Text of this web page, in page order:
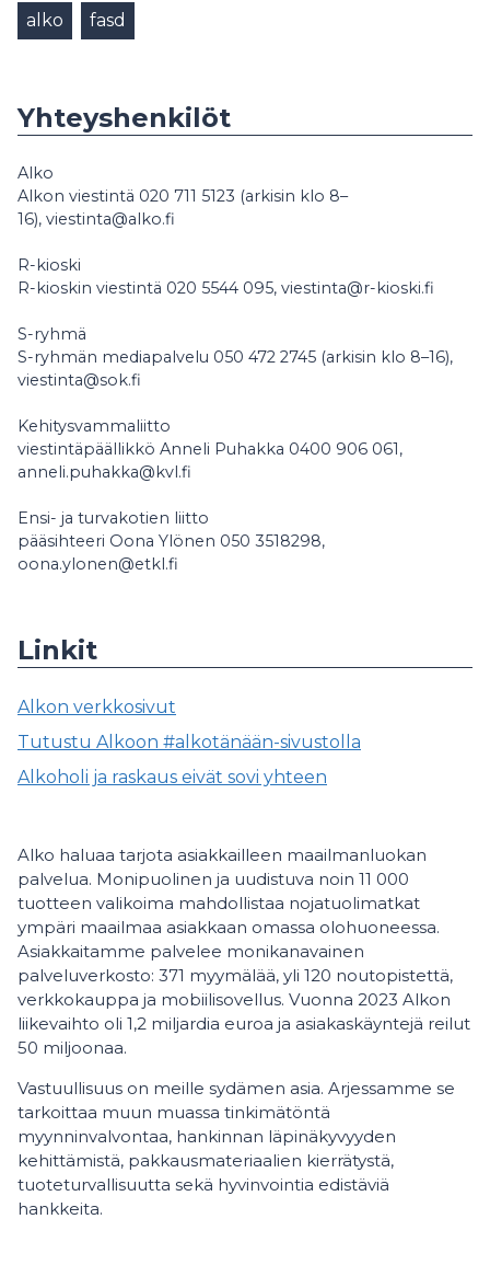
alko fasd
Yhteyshenkilöt
Alko
Alkon viestintä 020 711 5123 (arkisin klo 8–
16), viestinta@alko.fi
R-kioski
R-kioskin viestintä 020 5544 095, viestinta@r-kioski.fi
S-ryhmä
S-ryhmän mediapalvelu 050 472 2745 (arkisin klo 8–16),
viestinta@sok.fi
Kehitysvammaliitto
viestintäpäällikkö Anneli Puhakka 0400 906 061,
anneli.puhakka@kvl.fi
Ensi- ja turvakotien liitto
pääsihteeri Oona Ylönen 050 3518298,
oona.ylonen@etkl.fi
Linkit
Alkon verkkosivut
Tutustu Alkoon #alkotänään-sivustolla
Alkoholi ja raskaus eivät sovi yhteen
Alko haluaa tarjota asiakkailleen maailmanluokan
palvelua. Monipuolinen ja uudistuva noin 11 000
tuotteen valikoima mahdollistaa nojatuolimatkat
ympäri maailmaa asiakkaan omassa olohuoneessa.
Asiakkaitamme palvelee monikanavainen
palveluverkosto: 371 myymälää, yli 120 noutopistettä,
verkkokauppa ja mobiilisovellus. Vuonna 2023 Alkon
liikevaihto oli 1,2 miljardia euroa ja asiakaskäyntejä reilut
50 miljoonaa.
Vastuullisuus on meille sydämen asia. Arjessamme se
tarkoittaa muun muassa tinkimätöntä
myynninvalvontaa, hankinnan läpinäkyvyyden
kehittämistä, pakkausmateriaalien kierrätystä,
tuoteturvallisuutta sekä hyvinvointia edistäviä
hankkeita.